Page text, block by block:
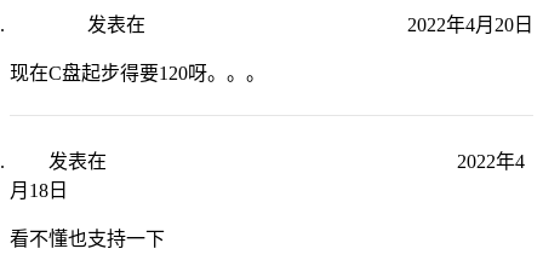
发表在 2022年4月20日
现在C盘起步得要120呀。。。
发表在
2022年4
月18日
看不懂也支持一下